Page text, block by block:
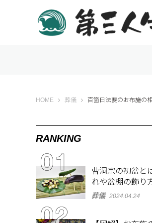
HOME 第三人生 〜寄り道の歩き方〜
葬儀 百箇日法要のお布施の
RANKING
曹洞宗の初盆と
れや盆棚の飾り
を解説
葬儀 2024.04.24